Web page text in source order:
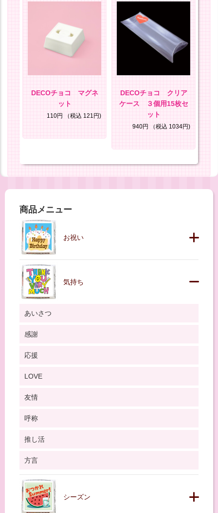
DECOチョコ マグネ
ット
110円 （税込 121円)
DECOチョコ クリア
ケース ３個用15枚セ
ット
940円 （税込 1034円)
商品メニュー
お祝い
気持ち
あいさつ
感謝
応援
LOVE
友情
呼称
推し活
方言
シーズン